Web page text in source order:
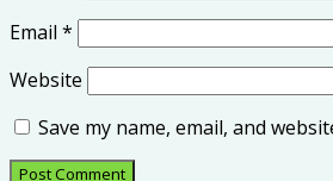
Email *
Website
Save my name, email, and